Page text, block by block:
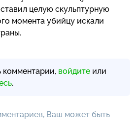
целую скульптурную
момента убийцу искали
комментарии, войдите или
.
Ваш может быть